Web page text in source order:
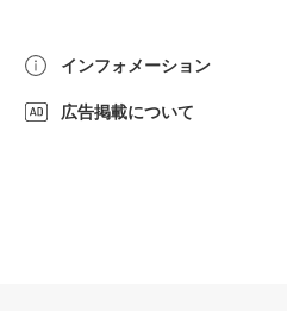
インフォメーション
広告掲載について